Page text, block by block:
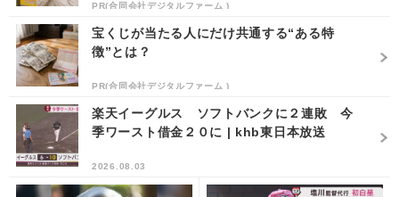
PR(合同会社デジタルファーム )
宝くじが当たる人にだけ共通する“ある特
徴”とは？
PR(合同会社デジタルファーム )
楽天イーグルス ソフトバンクに２連敗 今
季ワースト借金２０に | khb東日本放送
2026.08.03